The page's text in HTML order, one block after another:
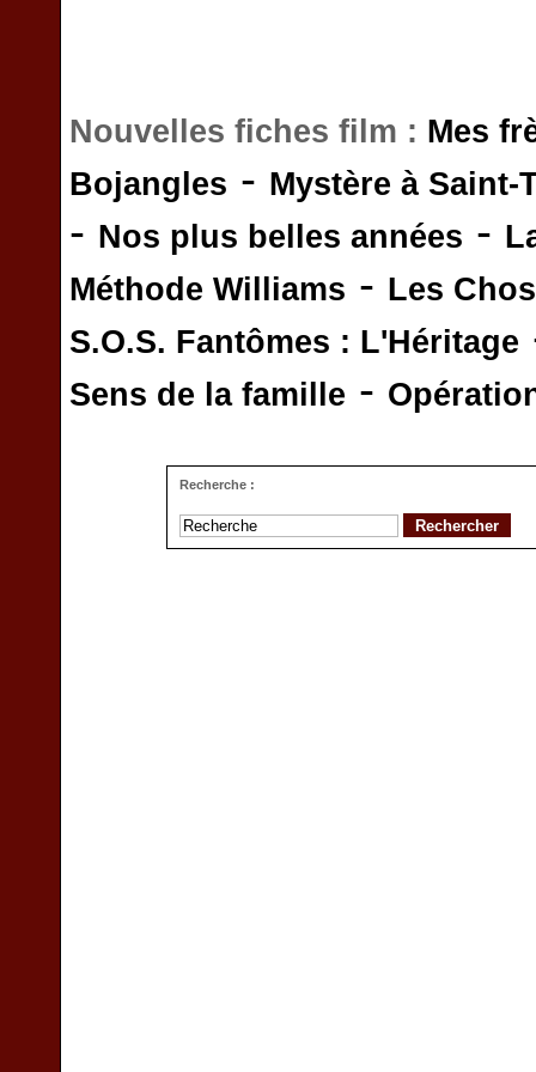
Nouvelles fiches film : Mes
Bojangles - Mystère à Saint-
- Nos plus belles années -
Méthode Williams - Les
S.O.S. Fantômes : L'Héritage
Sens de la famille -
Recherche :